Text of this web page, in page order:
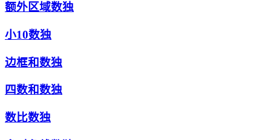
额外区域数独
小10数独
边框和数独
四数和数独
数比数独